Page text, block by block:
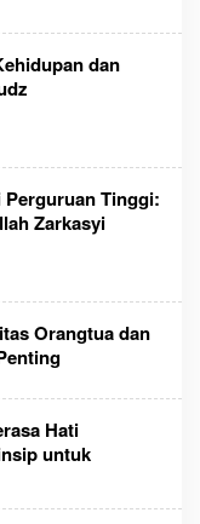
dan
Perguruan Tinggi:
Zarkasyi
Orangtua dan
Hati
untuk